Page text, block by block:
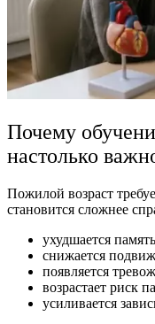
Почему
настолько
Пожилой возраст
становится сложнее
ухудшается
снижается
появляется
возрастает риск
усиливается